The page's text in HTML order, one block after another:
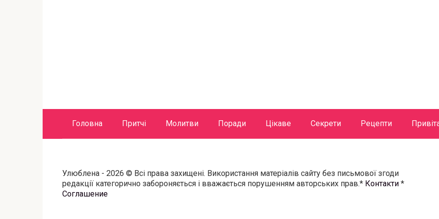
Головна Притчі Молитви Поради Цікаве Секрети Рецепти
Улюблена - 2026 © Всі права захищені. Використання матеріалів сайту без письмової згоди
редакції категорично забороняється і вважається порушенням авторських прав.* Контакти *
Соглашение